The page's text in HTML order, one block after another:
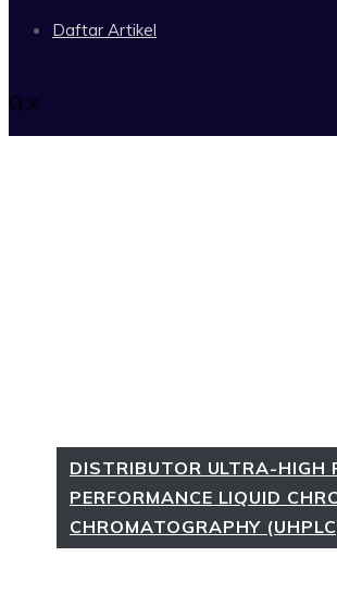
Daftar Artikel
DISTRIBUTOR ULTRA-HIGH
PERFORMANCE LIQUID
CHROMATOGRAPHY